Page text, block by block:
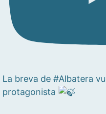
La breva de #Albatera
protagonista